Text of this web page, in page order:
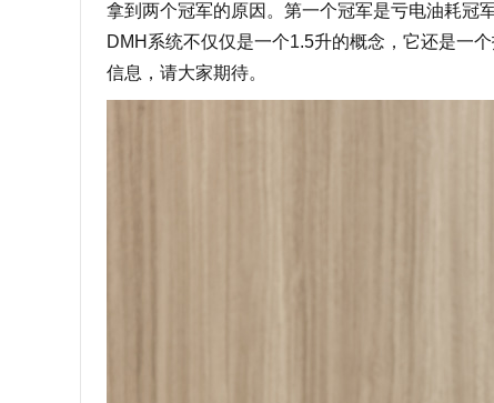
拿到两个冠军的原因。第一个冠军是亏电油耗冠
DMH系统不仅仅是一个1.5升的概念，它还是一
信息，请大家期待。